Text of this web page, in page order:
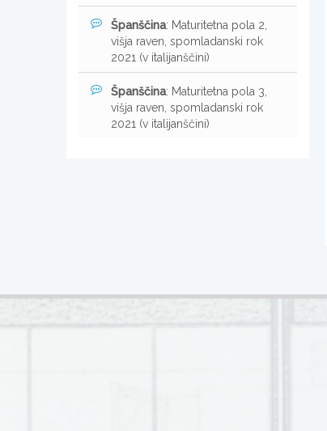
Španščina: Maturitetna pola 2,
višja raven, spomladanski rok
2021 (v italijanščini)
Španščina: Maturitetna pola 3,
višja raven, spomladanski rok
2021 (v italijanščini)